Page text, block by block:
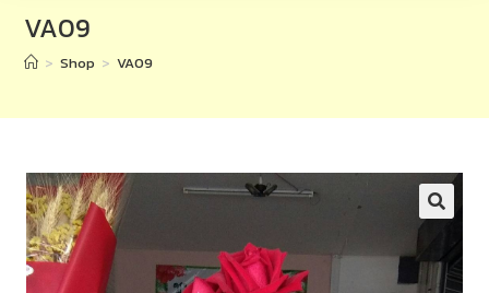
VA09
> Shop > VA09